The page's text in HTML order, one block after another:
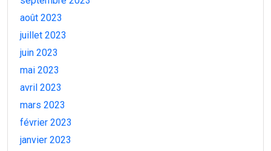
août 2023
juillet 2023
juin 2023
mai 2023
avril 2023
mars 2023
février 2023
janvier 2023